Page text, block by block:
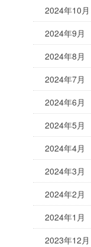
2024年10月
2024年9月
2024年8月
2024年7月
2024年6月
2024年5月
2024年4月
2024年3月
2024年2月
2024年1月
2023年12月